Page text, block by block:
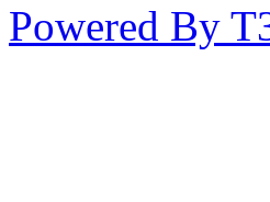
Powered By